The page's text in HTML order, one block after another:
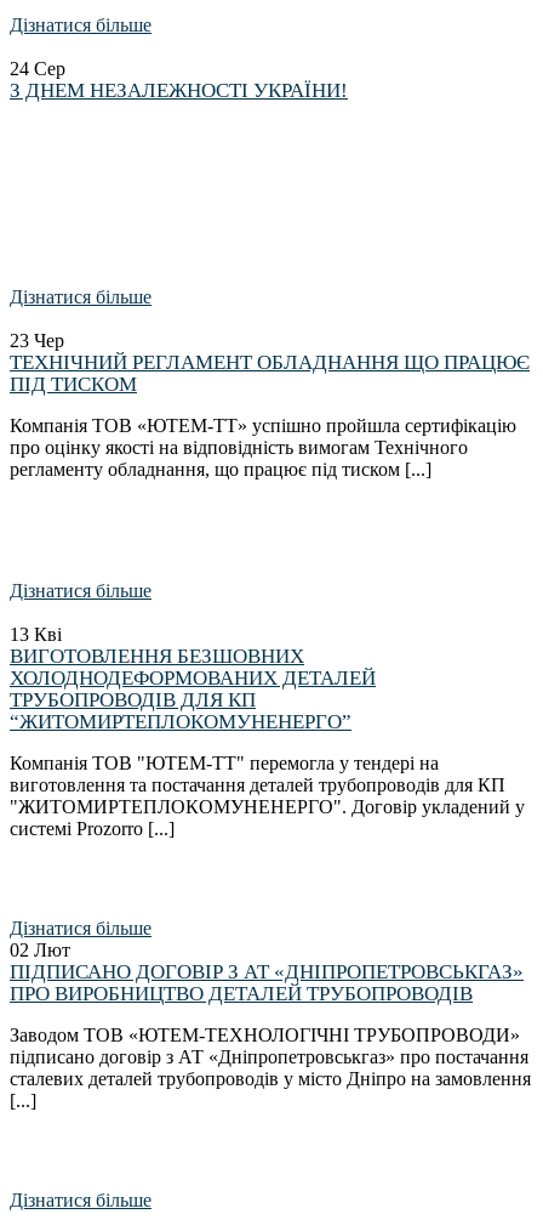
Дізнатися більше
24 Сер
З ДНЕМ НЕЗАЛЕЖНОСТІ УКРАЇНИ!
Дізнатися більше
23 Чер
ТЕХНІЧНИЙ РЕГЛАМЕНТ ОБЛАДНАННЯ ЩО ПРАЦЮЄ
ПІД ТИСКОМ
Компанія ТОВ «ЮТЕМ-ТТ» успішно пройшла сертифікацію
про оцінку якості на відповідність вимогам Технічного
регламенту обладнання, що працює під тиском [...]
Дізнатися більше
13 Кві
ВИГОТОВЛЕННЯ БЕЗШОВНИХ
ХОЛОДНОДЕФОРМОВАНИХ ДЕТАЛЕЙ
ТРУБОПРОВОДІВ ДЛЯ КП
“ЖИТОМИРТЕПЛОКОМУНЕНЕРГО”
Компанія ТОВ "ЮТЕМ-ТТ" перемогла у тендері на
виготовлення та постачання деталей трубопроводів для КП
"ЖИТОМИРТЕПЛОКОМУНЕНЕРГО". Договір укладений у
системі Prozorro [...]
Дізнатися більше
02 Лют
ПІДПИСАНО ДОГОВІР З АТ «ДНІПРОПЕТРОВСЬКГАЗ»
ПРО ВИРОБНИЦТВО ДЕТАЛЕЙ ТРУБОПРОВОДІВ
Заводом ТОВ «ЮТЕМ-ТЕХНОЛОГІЧНІ ТРУБОПРОВОДИ»
підписано договір з АТ «Дніпропетровськгаз» про постачання
сталевих деталей трубопроводів у місто Дніпро на замовлення
[...]
Дізнатися більше